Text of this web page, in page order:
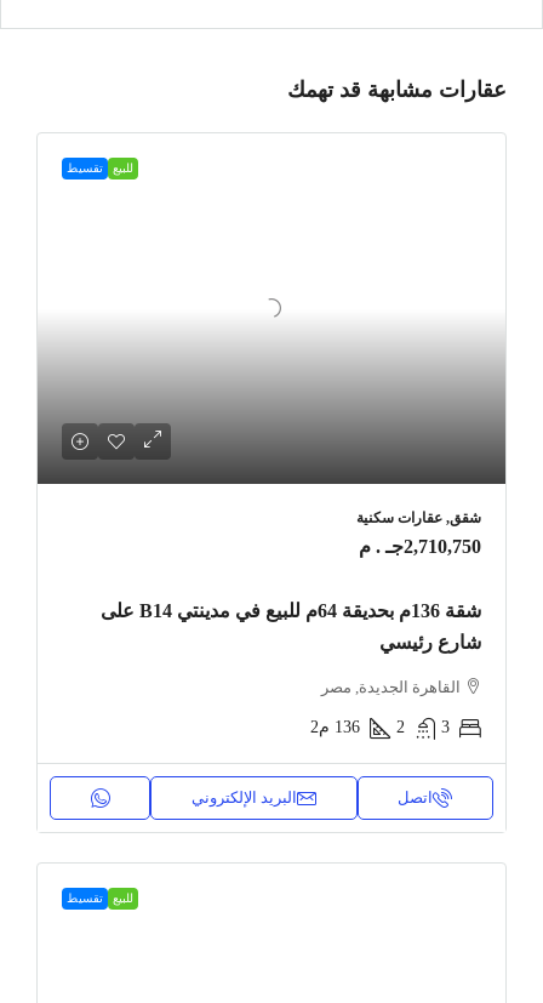
عقارات مشابهة قد تهمك
للبيع تقسيط
شقق, عقارات سكنية
2,710,750جـ . م
شقة 136م بحديقة 64م للبيع في مدينتي B14 على
شارع رئيسي
القاهرة الجديدة, مصر
3
2
136 م2
اتصل البريد الإلكتروني
للبيع تقسيط